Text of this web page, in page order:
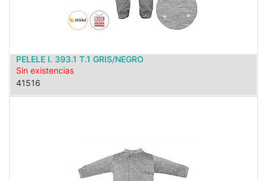
PELELE I. 393.1 T.1 GRIS/NEGRO
Sin existencias
41516